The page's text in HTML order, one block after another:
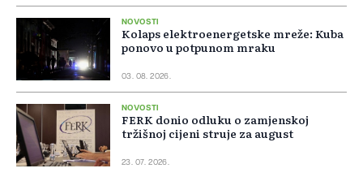
NOVOSTI
Kolaps elektroenergetske mreže: Kuba
ponovo u potpunom mraku
03. 08. 2026.
NOVOSTI
FERK donio odluku o zamjenskoj
tržišnoj cijeni struje za august
23. 07. 2026.